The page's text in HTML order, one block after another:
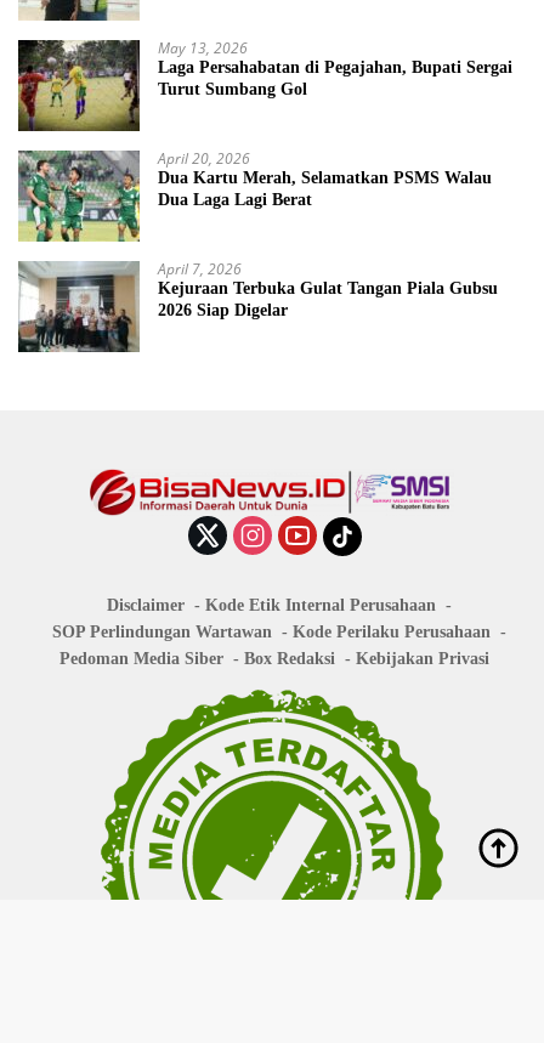
May 13, 2026
Laga Persahabatan di Pegajahan, Bupati Sergai
Turut Sumbang Gol
April 20, 2026
Dua Kartu Merah, Selamatkan PSMS Walau
Dua Laga Lagi Berat
April 7, 2026
Kejuraan Terbuka Gulat Tangan Piala Gubsu
2026 Siap Digelar
Disclaimer
Kode Etik Internal Perusahaan
SOP Perlindungan Wartawan
Kode Perilaku Perusahaan
Pedoman Media Siber
Box Redaksi Kebijakan Privasi